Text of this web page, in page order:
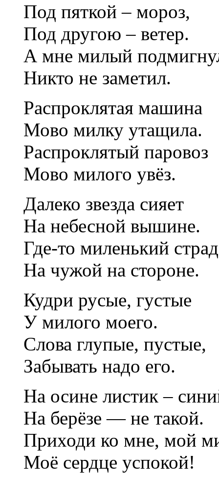
Под пяткой – мороз,
Под другою – ветер.
А мне милый
Никто не заметил.
Распроклятая машина
Мово милку утащила.
Распроклятый паровоз
Мово милого увёз.
Далеко звезда сияет
На небесной вышине.
Где-то миленький
На чужой на стороне.
Кудри русые, густые
У милого моего.
Слова глупые, пустые,
Забывать надо его.
На осине листик –
На берёзе — не такой.
Приходи ко мне, мой
Моё сердце успокой!